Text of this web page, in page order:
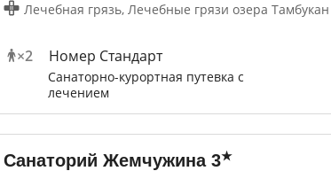
Лечебная грязь, Лечебные грязи озера Тамбукан
×2 Номер Стандарт
Санаторно-курортная путевка с
лечением
Санаторий Жемчужина 3★